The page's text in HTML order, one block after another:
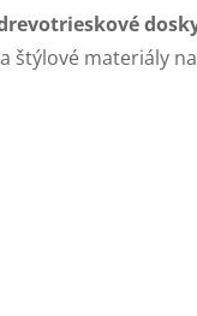
štýlové materiály